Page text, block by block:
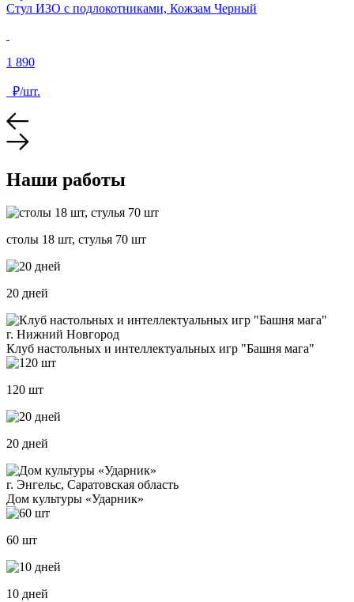
Стул ИЗО с подлокотниками, Кожзам Черный
1 890
₽/шт.
Наши работы
столы 18 шт, стулья 70 шт
20 дней
г. Нижний Новгород
Клуб настольных и интеллектуальных игр "Башня мага"
120 шт
20 дней
г. Энгельс, Саратовская область
Дом культуры «Ударник»
60 шт
10 дней